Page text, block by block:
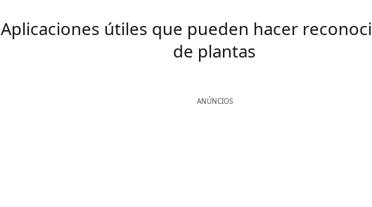
Aplicaciones útiles que pueden hacer
de plantas
ANÚNCIOS